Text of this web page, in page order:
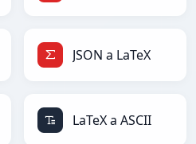
JSON a LaTeX
LaTeX a ASCII